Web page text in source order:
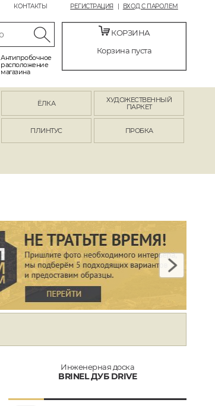
РЕГИСТРАЦИЯ ВХОД С ПАРОЛЕМ
КОНТАКТЫ
Антипробочное
расположение
магазина
КОРЗИНА
Корзина пуста
ЁЛКА
ХУДОЖЕСТВЕННЫЙ
ПАРКЕТ
ПЛИНТУС ПРОБКА
Инженерная доска
BRINEL ДУБ DRIVE